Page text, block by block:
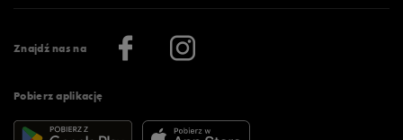
Znajdź nas na
Pobierz aplikację
Regulamin aplikacji 50 style
Więcej regulaminów >
Praca
Informacje o firmie